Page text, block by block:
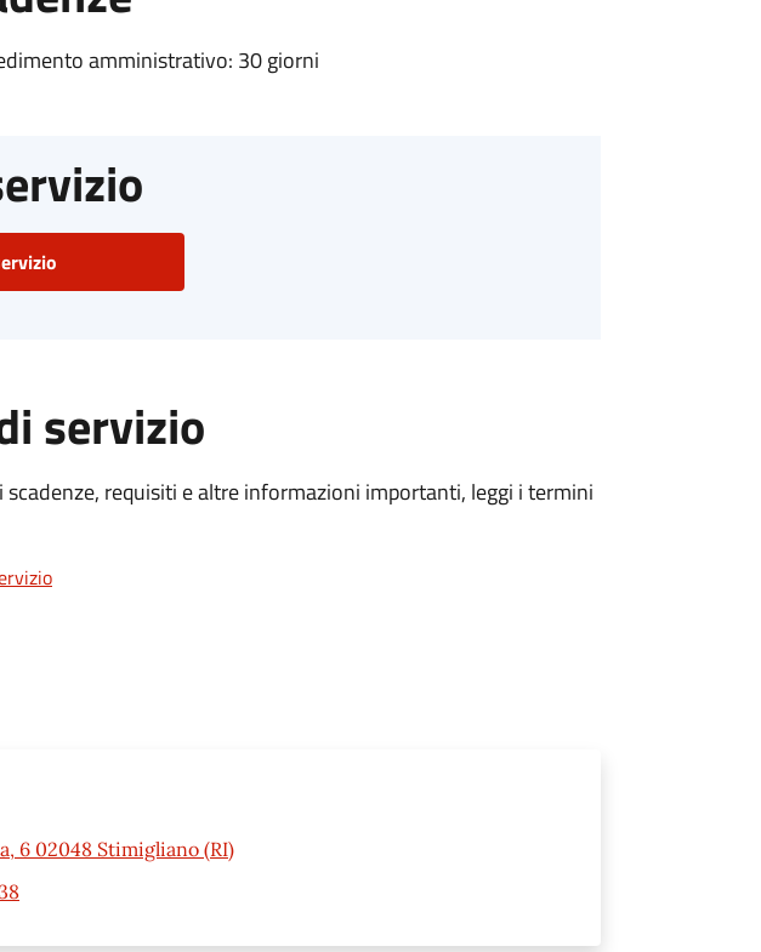
amministrativo: 30 giorni
servizio
scadenze, requisiti e altre informazioni importanti, leggi i termini
6 02048 Stimigliano (RI)